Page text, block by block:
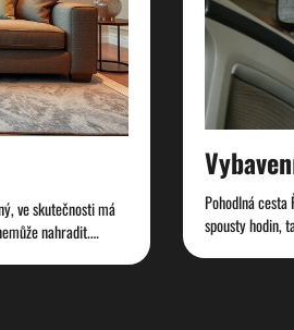
ve skutečnosti má
nahradit.…
Pohodlná
spousty hodin,